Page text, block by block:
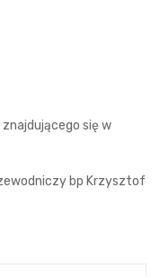
się w
bp Krzysztof